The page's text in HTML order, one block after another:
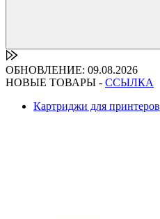
ОБНОВЛЕНИЕ: 09.08.2026
НОВЫЕ ТОВАРЫ - ССЫЛКА
Картриджи для принтеров